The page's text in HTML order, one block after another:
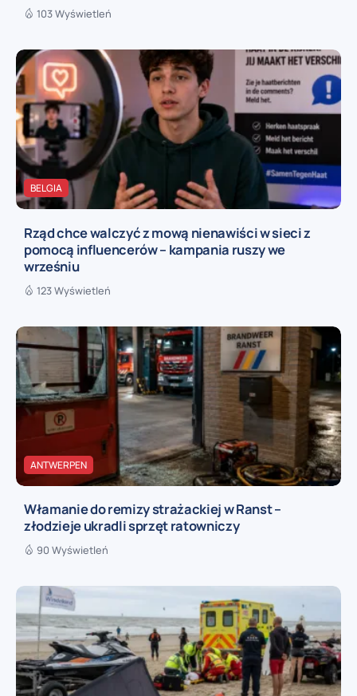
103 Wyświetleń
BELGIA
Rząd chce walczyć z mową nienawiści w sieci z
pomocą influencerów – kampania ruszy we
wrześniu
123 Wyświetleń
ANTWERPEN
Włamanie do remizy strażackiej w Ranst –
złodzieje ukradli sprzęt ratowniczy
90 Wyświetleń